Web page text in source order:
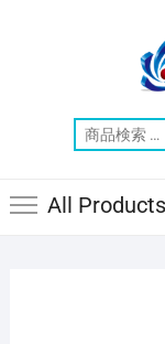
All Products